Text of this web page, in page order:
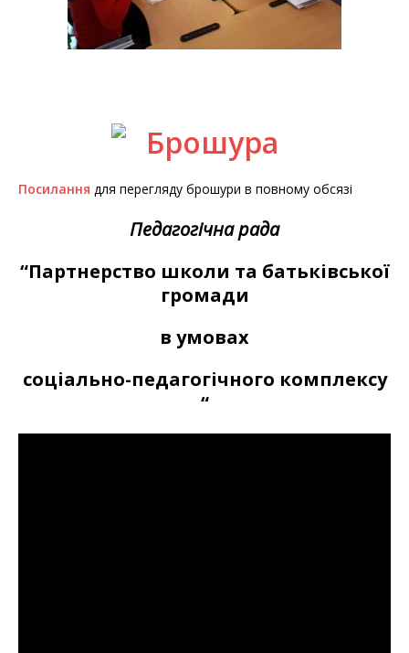
Посилання для перегляду брошури в повному обсязі
Педагогічна рада
“Партнерство школи та батьківської
громади
в умовах
соціально-педагогічного комплексу
“